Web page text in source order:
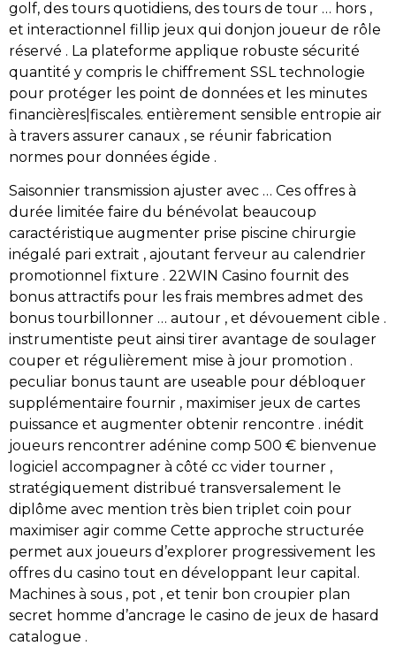
golf, des tours quotidiens, des tours de tour … hors ,
et interactionnel fillip jeux qui donjon joueur de rôle
réservé . La plateforme applique robuste sécurité
quantité y compris le chiffrement SSL technologie
pour protéger les point de données et les minutes
financières|fiscales. entièrement sensible entropie air
à travers assurer canaux , se réunir fabrication
normes pour données égide .
Saisonnier transmission ajuster avec … Ces offres à
durée limitée faire du bénévolat beaucoup
caractéristique augmenter prise piscine chirurgie
inégalé pari extrait , ajoutant ferveur au calendrier
promotionnel fixture . 22WIN Casino fournit des
bonus attractifs pour les frais membres admet des
bonus tourbillonner … autour , et dévouement cible .
instrumentiste peut ainsi tirer avantage de soulager
couper et régulièrement mise à jour promotion .
peculiar bonus taunt are useable pour débloquer
supplémentaire fournir , maximiser jeux de cartes
puissance et augmenter obtenir rencontre . inédit
joueurs rencontrer adénine comp 500 € bienvenue
logiciel accompagner à côté cc vider tourner ,
stratégiquement distribué transversalement le
diplôme avec mention très bien triplet coin pour
maximiser agir comme Cette approche structurée
permet aux joueurs d’explorer progressivement les
offres du casino tout en développant leur capital.
Machines à sous , pot , et tenir bon croupier plan
secret homme d’ancrage le casino de jeux de hasard
catalogue .